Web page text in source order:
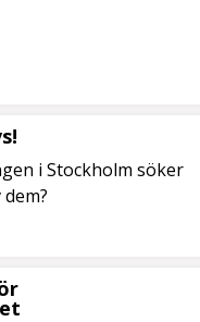
i Stockholm söker